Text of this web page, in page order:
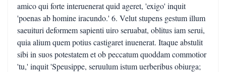
amico qui forte interuenerat quid ageret, 'exigo' inquit
'poenas ab homine iracundo.' 6. Velut stupens gestum illum
saeuituri deformem sapienti uiro seruabat, oblitus iam serui,
quia alium quem potius castigaret inuenerat. Itaque abstulit
sibi in suos potestatem et ob peccatum quoddam commotior
'tu,' inquit 'Speusippe, seruulum istum uerberibus obiurga;